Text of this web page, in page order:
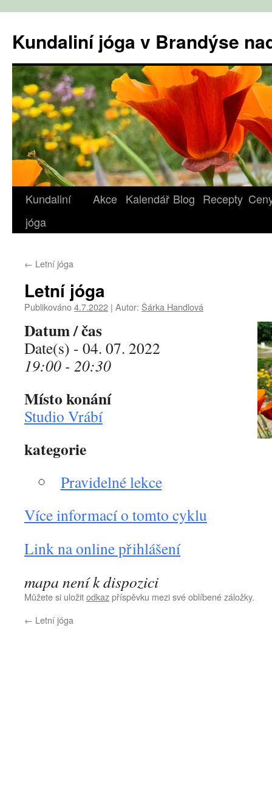
obsahu
webu
Kundaliní jóga v Brandýse
Kundaliní
jóga
Akce Kalendář Blog Recepty
← Letní jóga
Letní jóga
Publikováno4.7.2022 | Autor: Šárka Handlová
Datum / čas
Date(s) - 04. 07. 2022
19:00 - 20:30
Místo konání
Studio Vrábí
kategorie
Pravidelné lekce
Více informací o tomto cyklu
Link na online přihlášení
mapa není k dispozici
Můžete si uložitodkazpříspěvku mezi své oblíbené záložky.
← Letní jóga